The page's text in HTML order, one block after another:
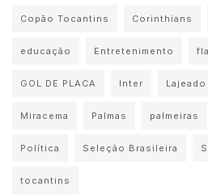
Copão Tocantins Corinthians
educação Entretenimento
GOL DE PLACA Inter Lajeado
Miracema Palmas palmeiras
Política Seleção Brasileira
tocantins